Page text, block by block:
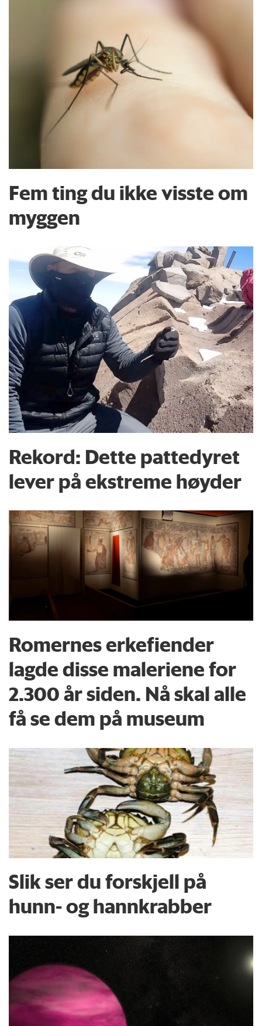
Fem ting du ikke visste om
myggen
Rekord: Dette pattedyret
lever på ekstreme høyder
Romernes erkefiender
lagde disse maleriene for
2.300 år siden. Nå skal alle
få se dem på museum
Slik ser du forskjell på
hunn- og hannkrabber